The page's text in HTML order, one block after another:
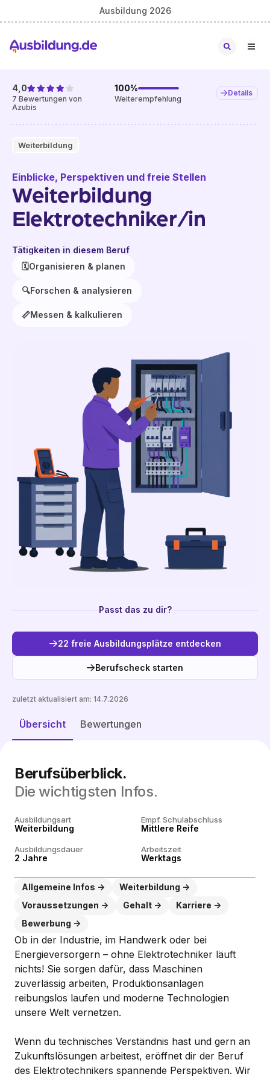
Ausbildung 2026
Weiterbildung
4,0
7 Bewertungen von
Azubis
100%
Weiterempfehlung
Details
Einblicke, Perspektiven und freie Stellen
Weiterbildung
Elektrotechniker/in
Tätigkeiten in diesem Beruf
🗓️Organisieren & planen
🔍Forschen & analysieren
📏Messen & kalkulieren
Passt das zu dir?
22 freie Ausbildungsplätze entdecken
Berufscheck starten
Übersicht Bewertungen
zuletzt aktualisiert am: 14.7.2026
Berufsüberblick.
Die wichtigsten Infos.
Ausbildungsart
Weiterbildung
Empf. Schulabschluss
Mittlere Reife
Ausbildungsdauer
2 Jahre
Arbeitszeit
Werktags
Allgemeine Infos
Weiterbildung
Voraussetzungen
Gehalt
Karriere
Bewerbung
Ob in der Industrie, im Handwerk oder bei
Energieversorgern – ohne Elektrotechniker läuft
nichts! Sie sorgen dafür, dass Maschinen
zuverlässig arbeiten, Produktionsanlagen
reibungslos laufen und moderne Technologien
unsere Welt vernetzen.
Wenn du technisches Verständnis hast und gern an
Zukunftslösungen arbeitest, eröffnet dir der Beruf
des Elektrotechnikers spannende Perspektiven. Wir